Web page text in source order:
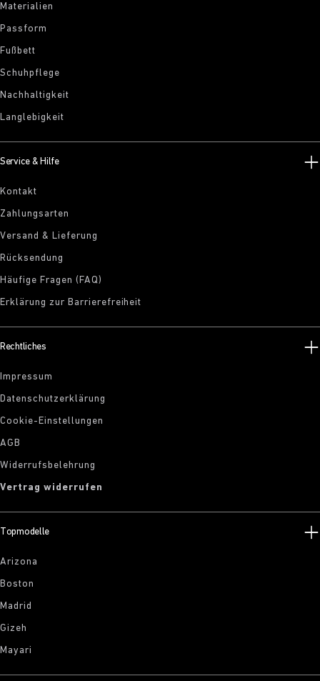
Materialien
Passform
Fußbett
Schuhpflege
Nachhaltigkeit
Langlebigkeit
Service & Hilfe
Kontakt
Zahlungsarten
Versand & Lieferung
Rücksendung
Häufige Fragen (FAQ)
Erklärung zur Barrierefreiheit
Rechtliches
Impressum
Datenschutzerklärung
Cookie-Einstellungen
AGB
Widerrufsbelehrung
Vertrag widerrufen
Topmodelle
Arizona
Boston
Madrid
Gizeh
Mayari